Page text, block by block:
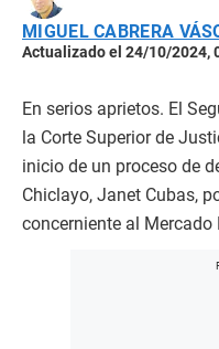
MIGUEL CABRERA
Actualizado el 24/10/2024,
En serios aprietos. El
la Corte Superior de
inicio de un proceso de
Chiclayo, Janet Cubas,
concerniente al Mercado